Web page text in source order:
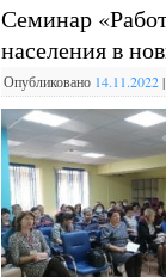
Семинар
населения в
Опубликовано 14.11.2022|